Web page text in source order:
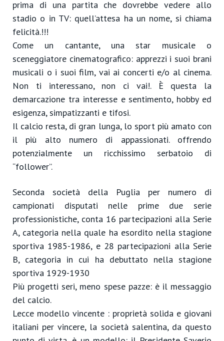
prima di una partita che dovrebbe vedere allo
stadio o in TV: quell’attesa ha un nome, si chiama
felicità.!!!
Come un cantante, una star musicale o
sceneggiatore cinematografico: apprezzi i suoi brani
musicali o i suoi film, vai ai concerti e/o al cinema.
Non ti interessano, non ci vai!. È questa la
demarcazione tra interesse e sentimento, hobby ed
esigenza, simpatizzanti e tifosi.
Il calcio resta, di gran lunga, lo sport più amato con
il più alto numero di appassionati. offrendo
potenzialmente un ricchissimo serbatoio di
“follower”.
Seconda società della Puglia per numero di
campionati disputati nelle prime due serie
professionistiche, conta 16 partecipazioni alla Serie
A, categoria nella quale ha esordito nella stagione
sportiva 1985-1986, e 28 partecipazioni alla Serie
B, categoria in cui ha debuttato nella stagione
sportiva 1929-1930
Più progetti seri, meno spese pazze: è il messaggio
del calcio.
Lecce modello vincente : proprietà solida e giovani
italiani per vincere, la società salentina, da questo